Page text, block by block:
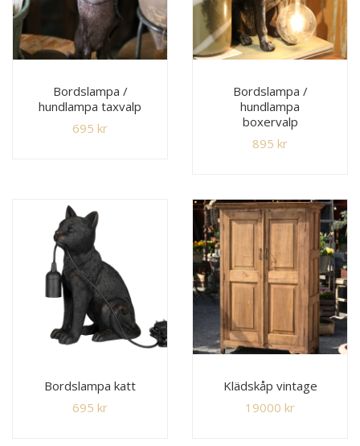
Bordslampa /
hundlampa taxvalp
695 kr
Bordslampa /
hundlampa
boxervalp
895 kr
Bordslampa katt
695 kr
Klädskåp vintage
19000 kr